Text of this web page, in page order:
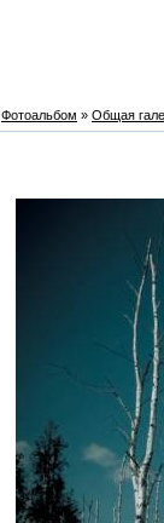
Фотоальбом » Общая